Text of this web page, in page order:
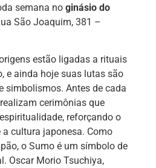
semana no ginásio do
São Joaquim, 381 –
estão ligadas a rituais
e ainda hoje suas lutas são
simbolismos. Antes de cada
cerimônias que
reforçando o
cultura japonesa. Como
o Sumo é um símbolo de
Oscar Morio Tsuchiya,